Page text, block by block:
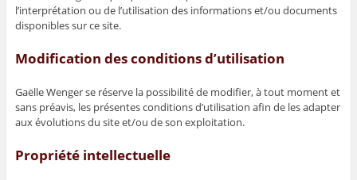
l’interprétation ou de l’utilisation des informations et/ou documents
disponibles sur ce site.
Modification des conditions d’utilisation
Gaëlle Wenger se réserve la possibilité de modifier, à tout moment et
sans préavis, les présentes conditions d’utilisation afin de les adapter
aux évolutions du site et/ou de son exploitation.
Propriété intellectuelle